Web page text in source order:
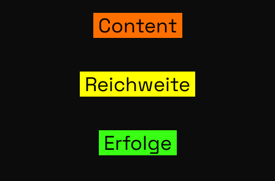
Con­tent
Reich­wei­te
Erfol­ge